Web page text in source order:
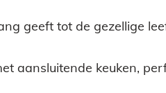
geeft tot de gezellige
aansluitende keuken,